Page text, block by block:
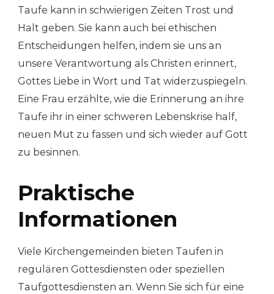
Taufe kann in schwierigen Zeiten Trost und
Halt geben. Sie kann auch bei ethischen
Entscheidungen helfen, indem sie uns an
unsere Verantwortung als Christen erinnert,
Gottes Liebe in Wort und Tat widerzuspiegeln.
Eine Frau erzählte, wie die Erinnerung an ihre
Taufe ihr in einer schweren Lebenskrise half,
neuen Mut zu fassen und sich wieder auf Gott
zu besinnen.
Praktische
Informationen
Viele Kirchengemeinden bieten Taufen in
regulären Gottesdiensten oder speziellen
Taufgottesdiensten an. Wenn Sie sich für eine